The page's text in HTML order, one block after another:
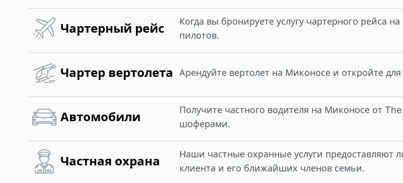
Чартерный рейс
Когда вы бронируете услугу чартерного рейса
пилотов.
Чартер вертолета Арендуйте вертолет на Миконосе и откройте
Автомобили
Получите частного водителя на Миконосе от
шоферами.
Частная охрана
Наши частные охранные услуги предоставляют
клиента и его ближайших членов семьи.